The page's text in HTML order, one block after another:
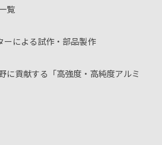
覧
ーによる試作・部品製作
に貢献する「高強度・高純度アルミ